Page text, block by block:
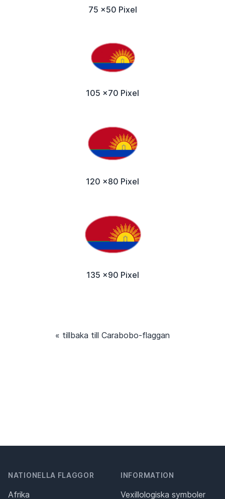
75 x50 Pixel
105 x70 Pixel
120 x80 Pixel
135 x90 Pixel
« tillbaka till Carabobo-flaggan
NATIONELLA FLAGGOR
Afrika
INFORMATION
Vexillologiska symboler